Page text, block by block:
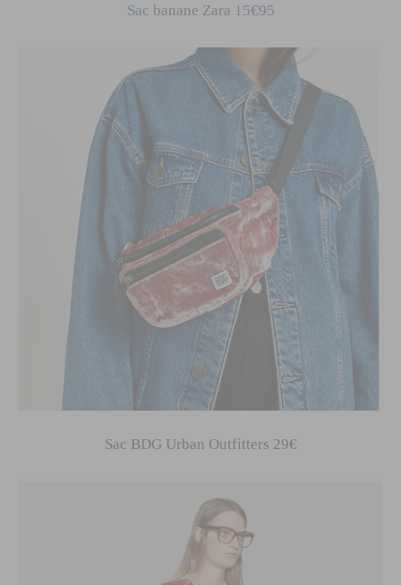
Sac banane Zara 15€95
Sac BDG Urban Outfitters 29€